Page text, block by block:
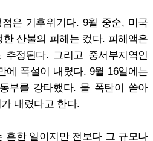
은 기후위기다. 9월 중순, 미국
산불의 피해는 컸다. 피해액은
정된다. 그리고 중서부지역인
에 폭설이 내렸다. 9월 16일에는
부를 강타했다. 물 폭탄이 쏟아
내렸다고 한다.
흔한 일이지만 전보다 그 규모나